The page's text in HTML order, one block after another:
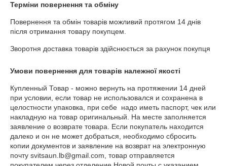
Терміни повернення та обміну
Повернення та обмін товарів можливий протягом 14 днів
після отримання товару покупцем.
Зворотня доставка товарів здійснюється за рахунок покупця
Умови повернення для товарів належної якості
Купленный Товар - можно вернуть на протяжении 14 дней
при условии, если товар не использовался и сохранена в
целостности упаковка, при себе  надо иметь паспорт, чек или
накладную на товар оригинальный. На месте заполняется
заявление о возврате товара. Если покупатель находится
далеко и он не может добраться, необходимо сбросить
копии документов и заявление на возврат на электронную
почту svitsaun.lb@gmail.com, товар отправляется